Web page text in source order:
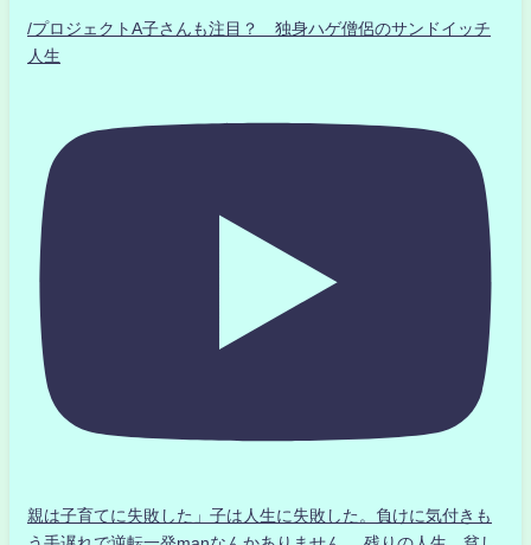
/プロジェクトA子さんも注目？ 独身ハゲ僧侶のサンドイッチ
人生
親は子育てに失敗した」子は人生に失敗した。負けに気付きも